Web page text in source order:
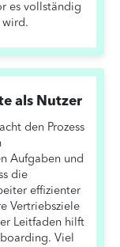
es vollständig
wird.
als Nutzer
den Prozess
Aufgaben und
die
effizienter
Vertriebsziele
Leitfaden hilft
Viel